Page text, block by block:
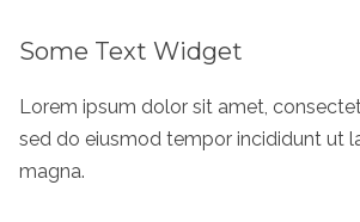
Some Text Widget
Lorem ipsum dolor sit amet,
sed do eiusmod tempor incididunt ut
magna.